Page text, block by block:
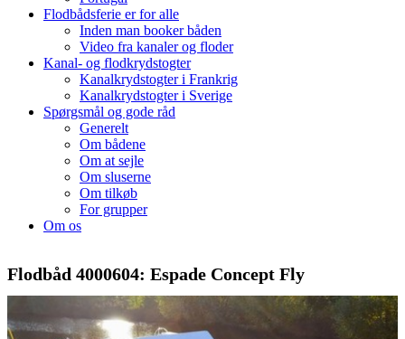
Flodbådsferie er for alle
Inden man booker båden
Video fra kanaler og floder
Kanal- og flodkrydstogter
Kanalkrydstogter i Frankrig
Kanalkrydstogter i Sverige
Spørgsmål og gode råd
Generelt
Om bådene
Om at sejle
Om sluserne
Om tilkøb
For grupper
Om os
Flodbåd 4000604: Espade Concept Fly